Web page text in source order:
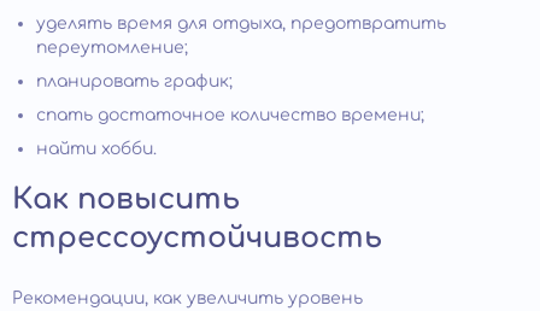
уделять время для отдыха, предотвратить
переутомление;
планировать график;
спать достаточное количество времени;
найти хобби.
Как повысить
стрессоустойчивость
Рекомендации, как увеличить уровень